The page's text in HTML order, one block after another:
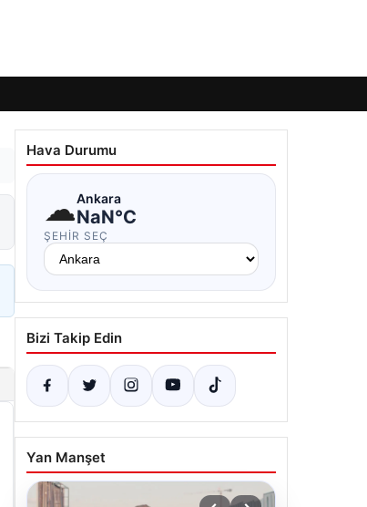
Hava Durumu
☁Ankara
NaN°C
ŞEHIR SEÇ
Bizi Takip Edin
Yan Manşet